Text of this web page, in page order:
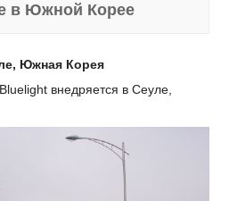
в Южной Корее
Южная Корея
внедряется в Сеуле,